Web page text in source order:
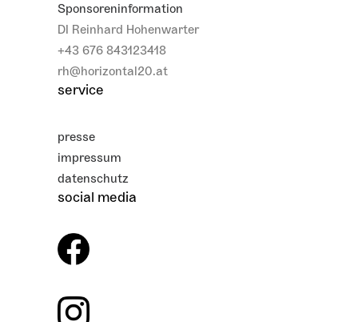
Sponsoreninformation
DI Reinhard Hohenwarter
+43 676 843123418
rh@horizontal20.at
service
presse
impressum
datenschutz
social media